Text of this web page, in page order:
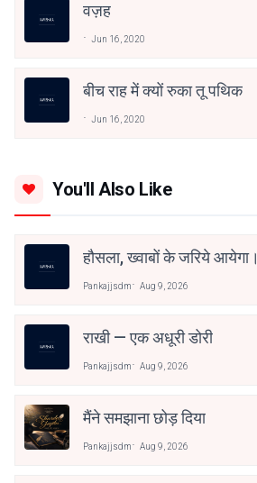
वज़ह
Jun 16, 2020
बीच राह में क्यों रुका तू पथिक
Jun 16, 2020
You'll Also Like
हौसला, ख्वाबों के जरिये आयेगा।
Pankajjsdm Aug 9, 2026
राखी — एक अधूरी डोरी
Pankajjsdm Aug 9, 2026
मैंने समझाना छोड़ दिया
Pankajjsdm Aug 9, 2026